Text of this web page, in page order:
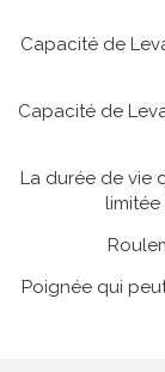
Capacité de
Capacité de
La durée de vie
limitée
Poignée qui